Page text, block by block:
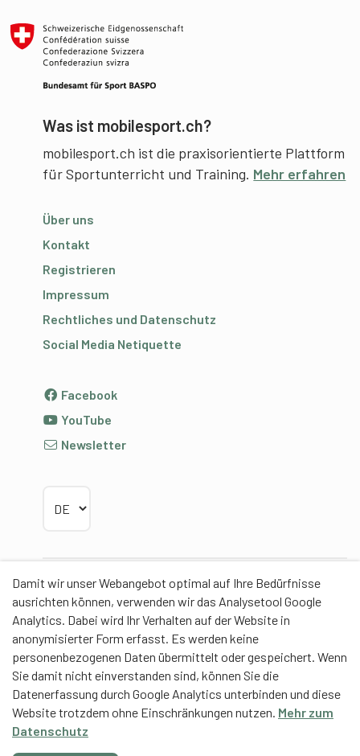
Damit wir unser Webangebot optimal auf Ihre Bedürfnisse
ausrichten können, verwenden wir das Analysetool Google
Analytics. Dabei wird Ihr Verhalten auf der Website in
anonymisierter Form erfasst. Es werden keine
personenbezogenen Daten übermittelt oder gespeichert. Wenn
Sie damit nicht einverstanden sind, können Sie die
Datenerfassung durch Google Analytics unterbinden und diese
Website trotzdem ohne Einschränkungen nutzen. Mehr zum
Datenschutz
Was ist mobilesport.ch?
mobilesport.ch ist die praxisorientierte Plattform
für Sportunterricht und Training. Mehr erfahren
Über uns
Kontakt
Registrieren
Impressum
Rechtliches und Datenschutz
Social Media Netiquette
Facebook
YouTube
Newsletter
Partner
Contentpartner
Eidgenössische Hochschule für Sport Magglingen
EHSM